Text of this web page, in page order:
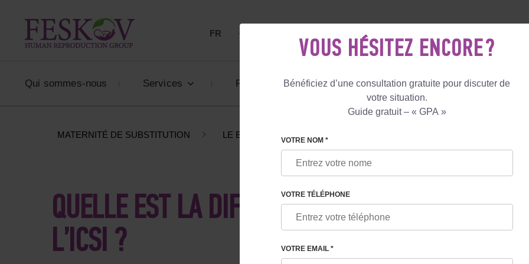
FR +33 805 081 801 +447587761507
Qui sommes-nous Services Prix Avis Le blog Programmes
MATERNITÉ DE SUBSTITUTION LE BLOG
QUELLE EST LA DIFFÉRENCE ENTRE LA FIV ET
L’ICSI ?
VOUS HÉSITEZ ENCORE ?
Bénéficiez d’une consultation gratuite pour discuter de
votre situation.
Guide gratuit – « GPA »
VOTRE NOM *
VOTRE TÉLÉPHONE
VOTRE EMAIL *